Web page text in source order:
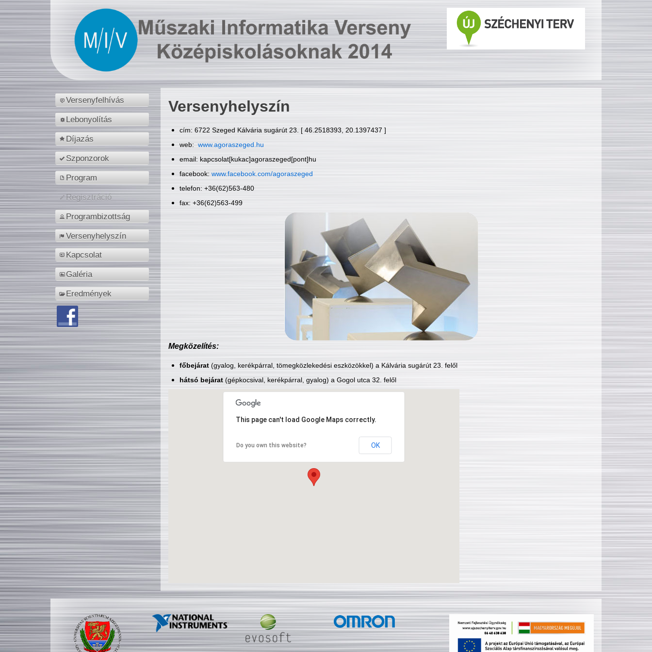
Versenyfelhívás
Lebonyolítás
Díjazás
Szponzorok
Program
Regisztráció
Programbizottság
Versenyhelyszín
Kapcsolat
Galéria
Eredmények
Versenyhelyszín
cím: 6722 Szeged Kálvária sugárút 23. [ 46.2518393, 20.1397437 ]
web: www.agoraszeged.hu
email: kapcsolat[kukac]agoraszeged[pont]hu
facebook: www.facebook.com/agoraszeged
telefon: +36(62)563-480
fax: +36(62)563-499
Megközelítés:
főbejárat(gyalog, kerékpárral, tömegközlekedési eszközökkel) a Kálvária sugárút 23. felől
hátsó bejárat(gépkocsival, kerékpárral, gyalog) a Gogol utca 32. felől
This page can't load Google Maps correctly.
Do you own this website? OK